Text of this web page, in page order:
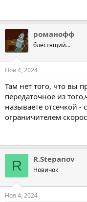
романофф
блестящий...
Ноя 4, 2024
Там нет того, что вы
передаточное из
называете отсечкой -
ограничителем
R R.Stepanov
Новичок
Ноя 4, 2024